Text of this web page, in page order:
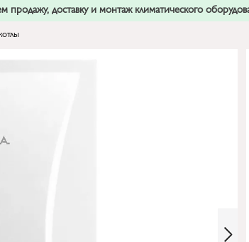
продажу, доставку и монтаж климатического